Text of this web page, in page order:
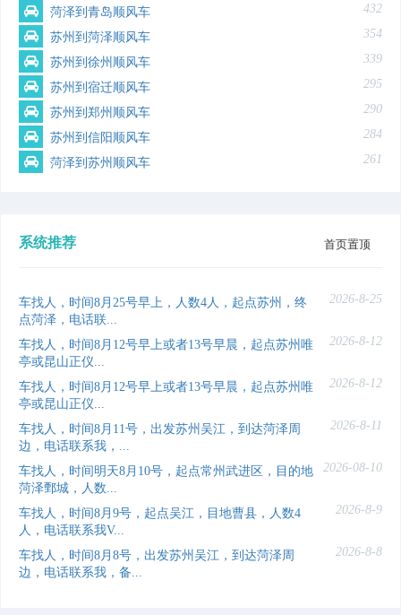
菏泽到青岛顺风车 432
苏州到菏泽顺风车 354
苏州到徐州顺风车 339
苏州到宿迁顺风车 295
苏州到郑州顺风车 290
苏州到信阳顺风车 284
菏泽到苏州顺风车 261
系统推荐 首页置顶
车找人，时间8月25号早上，人数4人，起点苏州，终
点菏泽，电话联...
2026-8-25
车找人，时间8月12号早上或者13号早晨，起点苏州唯
亭或昆山正仪...
2026-8-12
车找人，时间8月12号早上或者13号早晨，起点苏州唯
亭或昆山正仪...
2026-8-12
车找人，时间8月11号，出发苏州吴江，到达菏泽周
边，电话联系我，...
2026-8-11
车找人，时间明天8月10号，起点常州武进区，目的地
菏泽鄄城，人数...
2026-08-10
车找人，时间8月9号，起点吴江，目地曹县，人数4
人，电话联系我V...
2026-8-9
车找人，时间8月8号，出发苏州吴江，到达菏泽周
边，电话联系我，备...
2026-8-8